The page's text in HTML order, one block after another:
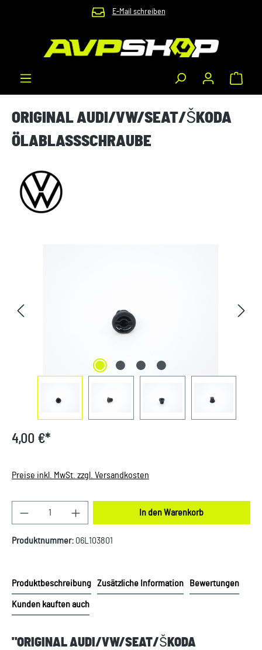
Zum Hauptinhalt springen E-Mail schreiben
ORIGINAL AUDI/VW/SEAT/ŠKODA
ÖLABLASSSCHRAUBE
4,00 €*
Preise inkl. MwSt. zzgl. Versandkosten
Produkt Anzahl: Gib den gewünschten Wert ein
In den Warenkorb
Produktnummer: 06L103801
Produktbeschreibung Zusätzliche Information Bewertungen
Kunden kauften auch
"ORIGINAL AUDI/VW/SEAT/ŠKODA